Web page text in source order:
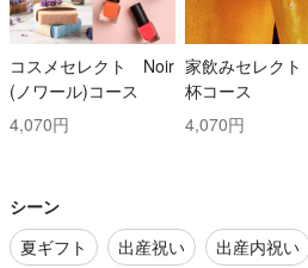
コスメセレクト Noir
(ノワール)コース
4,070円
家飲みセレク
杯コース
4,070円
シーン
夏ギフト
出産祝い 出産内祝い